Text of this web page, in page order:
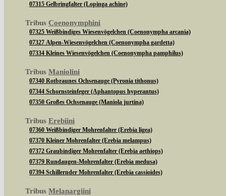
07315 Gelbringfalter (Lopinga achine)
Tribus Coenonymphini
07325 Weißbindiges Wiesenvögelchen (Coenonympha arcania)
07327 Alpen-Wiesenvögelchen (Coenonympha gardetta)
07334 Kleines Wiesenvögelchen (Coenonympha pamphilus)
Tribus Maniolini
07340 Rotbraunes Ochsenauge (Pyronia tithonus)
07344 Schornsteinfeger (Aphantopus hyperantus)
07350 Großes Ochsenauge (Maniola jurtina)
Tribus Erebiini
07360 Weißbindiger Mohrenfalter (Erebia ligea)
07370 Kleiner Mohrenfalter (Erebia melampus)
07372 Graubindiger Mohrenfalter (Erebia aethiops)
07379 Rundaugen-Mohrenfalter (Erebia medusa)
07394 Schillernder Mohrenfalter (Erebia cassioides)
Tribus Melanargiini